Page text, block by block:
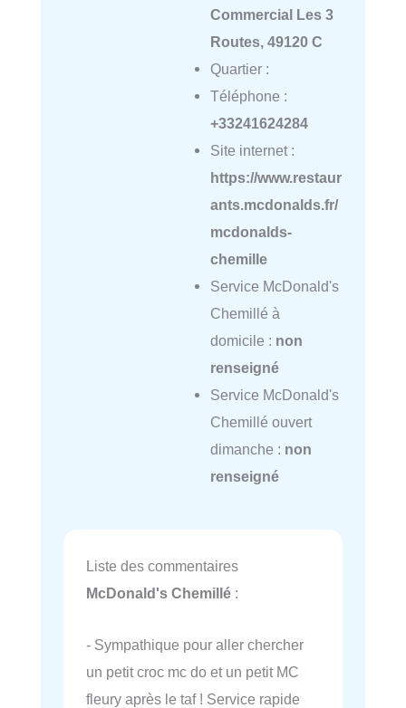
Commercial Les 3
Routes, 49120 C
Quartier :
Téléphone :
+33241624284
Site internet :
https://www.restaur
ants.mcdonalds.fr/
mcdonalds-
chemille
Service McDonald's
Chemillé à
domicile : non
renseigné
Service McDonald's
Chemillé ouvert
dimanche : non
renseigné
Liste des commentaires
McDonald's Chemillé :
- Sympathique pour aller chercher
un petit croc mc do et un petit MC
fleury après le taf ! Service rapide